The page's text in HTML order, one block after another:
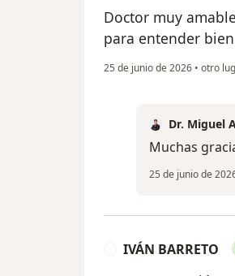
Doctor muy
para entender
25 de junio de 2026 • otro
Dr. Miguel
Muchas
25 de junio de
IVÁN BARRETO